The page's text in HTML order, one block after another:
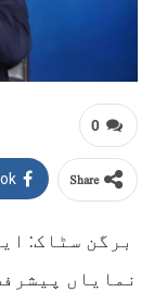
0
Share
برگن سٹاک:
نمایاں